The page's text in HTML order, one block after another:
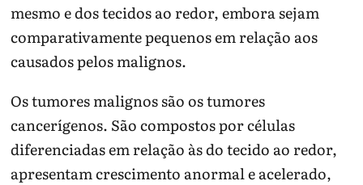
mesmo e dos tecidos ao redor, embora sejam
comparativamente pequenos em relação aos
causados pelos malignos.
Os tumores malignos são os tumores
cancerígenos. São compostos por células
diferenciadas em relação às do tecido ao redor,
apresentam crescimento anormal e acelerado,